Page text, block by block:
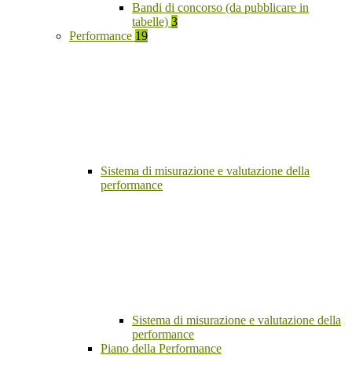
Bandi di concorso (da pubblicare in
tabelle) 3
Performance 19
Sistema di misurazione e valutazione della
performance
Sistema di misurazione e valutazione della
performance
Piano della Performance